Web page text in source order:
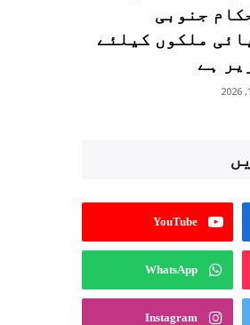
جنوبی
ملکوں کیلئے
ہے
YouTube
WhatsApp
Instagram